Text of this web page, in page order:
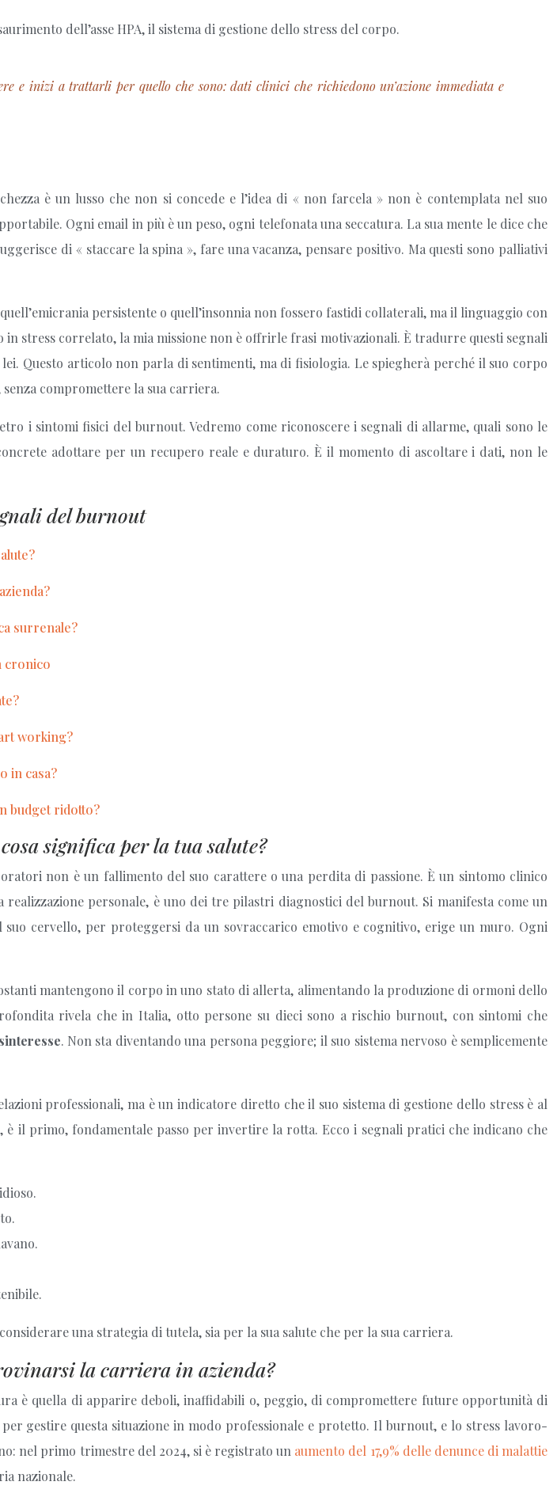
dell’asse HPA, il sistema di gestione dello stress del corpo.
e inizi a trattarli per quello che sono: dati clinici che richiedono un’azione immediata e
è un lusso che non si concede e l’idea di « non farcela » non è contemplata nel suo
Ogni email in più è un peso, ogni telefonata una seccatura. La sua mente le dice che
di « staccare la spina », fare una vacanza, pensare positivo. Ma questi sono palliativi
persistente o quell’insonnia non fossero fastidi collaterali, ma il linguaggio con
stress correlato, la mia missione non è offrirle frasi motivazionali. È tradurre questi segnali
Questo articolo non parla di sentimenti, ma di fisiologia. Le spiegherà perché il suo corpo
compromettere la sua carriera.
i sintomi fisici del burnout. Vedremo come riconoscere i segnali di allarme, quali sono le
adottare per un recupero reale e duraturo. È il momento di ascoltare i dati, non le
del burnout
surrenale?
cronico
working?
in casa?
budget ridotto?
significa per la tua salute?
non è un fallimento del suo carattere o una perdita di passione. È un sintomo clinico
personale, è uno dei tre pilastri diagnostici del burnout. Si manifesta come un
cervello, per proteggersi da un sovraccarico emotivo e cognitivo, erige un muro. Ogni
mantengono il corpo in uno stato di allerta, alimentando la produzione di ormoni dello
rivela che in Italia, otto persone su dieci sono a rischio burnout, con sintomi che
. Non sta diventando una persona peggiore; il suo sistema nervoso è semplicemente
professionali, ma è un indicatore diretto che il suo sistema di gestione dello stress è al
il primo, fondamentale passo per invertire la rotta. Ecco i segnali pratici che indicano che
una strategia di tutela, sia per la sua salute che per la sua carriera.
la carriera in azienda?
è quella di apparire deboli, inaffidabili o, peggio, di compromettere future opportunità di
gestire questa situazione in modo professionale e protetto. Il burnout, e lo stress lavoro-
nel primo trimestre del 2024, si è registrato un aumento del 17,9% delle denunce di malattie
nazionale.